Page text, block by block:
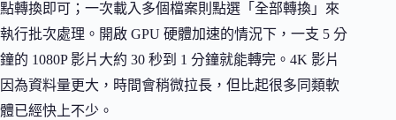
點轉換即可；一次載入多個檔案則點選「全部轉換」來
執行批次處理。開啟 GPU 硬體加速的情況下，一支 5 分
鐘的 1080P 影片大約 30 秒到 1 分鐘就能轉完。4K 影片
因為資料量更大，時間會稍微拉長，但比起很多同類軟
體已經快上不少。